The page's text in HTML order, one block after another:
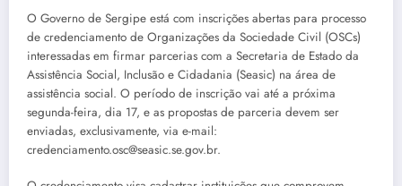
O Governo de Sergipe está com inscrições abertas para processo
de credenciamento de Organizações da Sociedade Civil (OSCs)
interessadas em firmar parcerias com a Secretaria de Estado da
Assistência Social, Inclusão e Cidadania (Seasic) na área de
assistência social. O período de inscrição vai até a próxima
segunda-feira, dia 17, e as propostas de parceria devem ser
enviadas, exclusivamente, via e-mail:
credenciamento.osc@seasic.se.gov.br.